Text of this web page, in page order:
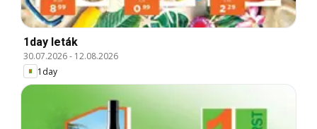
1day leták
30.07.2026- 12.08.2026
1day